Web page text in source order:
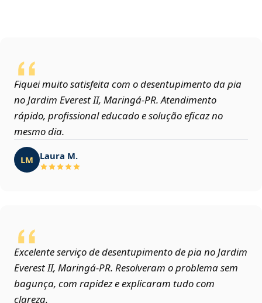
Fiquei muito satisfeita com o desentupimento da pia
no Jardim Everest II, Maringá‑PR. Atendimento
rápido, profissional educado e solução eficaz no
mesmo dia.
LM Laura M.
Excelente serviço de desentupimento de pia no Jardim
Everest II, Maringá‑PR. Resolveram o problema sem
bagunça, com rapidez e explicaram tudo com
clareza.